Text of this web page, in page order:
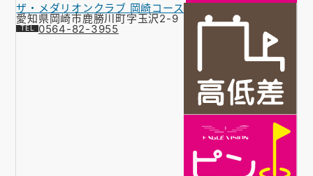
ザ・メダリオンクラブ 岡崎コース
愛知県岡崎市鹿勝川町字玉沢2-9
0564-82-3955